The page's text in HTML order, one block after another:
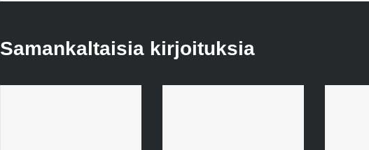
Samankaltaisia kirjoituksia